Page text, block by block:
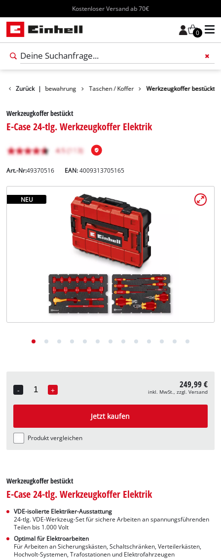
Kostenloser Versand ab 70€
0
Zurück |
Zubehör Aufbewahrung Taschen / Koffer Werkzeugkoffer bestückt
Werkzeugkoffer bestückt
E-Case 24-tlg. Werkzeugkoffer Elektrik
Art.-Nr:49370516 EAN:4009313705165
NEU
-
Quantity
+ 249,99 €
inkl. MwSt., zzgl. Versand
Jetzt kaufen
Produkt vergleichen
Werkzeugkoffer bestückt
E-Case 24-tlg. Werkzeugkoffer Elektrik
VDE-isolierte Elektriker-Ausstattung
24-tlg. VDE-Werkzeug-Set für sichere Arbeiten an spannungsführenden
Teilen bis 1.000 Volt
Optimal für Elektroarbeiten
Für Arbeiten an Sicherungskästen, Schaltschränken, Verteilerkästen,
Hochvolt-Systemen, Trafostationen und Elektrofahrzeugen